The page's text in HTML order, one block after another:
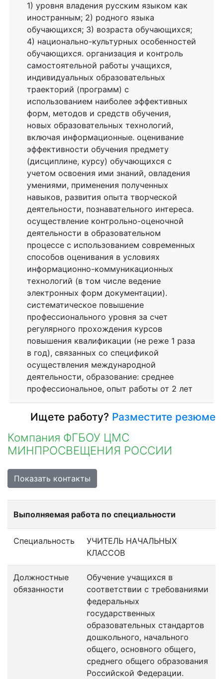
1) уровня владения русским языком как
иностранным; 2) родного языка
обучающихся; 3) возраста обучающихся;
4) национально-культурных особенностей
обучающихся. организация и контроль
самостоятельной работы учащихся,
индивидуальных образовательных
траекторий (программ) с
использованием наиболее эффективных
форм, методов и средств обучения,
новых образовательных технологий,
включая информационные. оценивание
эффективности обучения предмету
(дисциплине, курсу) обучающихся с
учетом освоения ими знаний, овладения
умениями, применения полученных
навыков, развития опыта творческой
деятельности, познавательного интереса.
осуществление контрольно-оценочной
деятельности в образовательном
процессе с использованием современных
способов оценивания в условиях
информационно-коммуникационных
технологий (в том числе ведение
электронных форм документации).
систематическое повышение
профессионального уровня за счет
регулярного прохождения курсов
повышения квалификации (не реже 1 раза
в год), связанных со спецификой
осуществления международной
деятельности, образование: среднее
профессиональное, опыт работы от 2 лет
Ищете работу? Разместите резюме
Компания ФГБОУ ЦМС
МИНПРОСВЕЩЕНИЯ РОССИИ
Показать контакты
Выполняемая работа по специальности
Специальность
УЧИТЕЛЬ НАЧАЛЬНЫХ
КЛАССОВ
Должностные
обязанности
Обучение учащихся в
соответствии с требованиями
федеральных
государственных
образовательных стандартов
дошкольного, начального
общего, основного общего,
среднего общего образования
Российской Федерации.